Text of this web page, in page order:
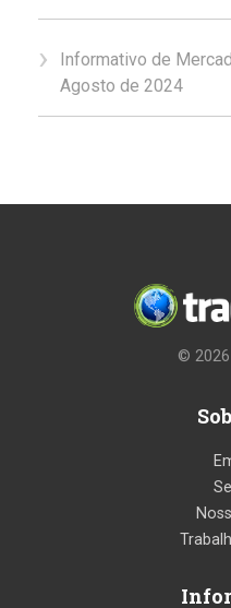
Informativo de
Agosto de 2024
© 2026